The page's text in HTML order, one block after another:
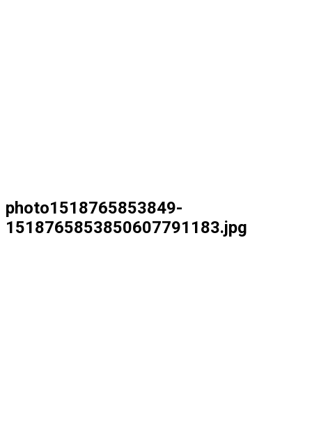
photo1518765853849-
1518765853850607791183.jpg